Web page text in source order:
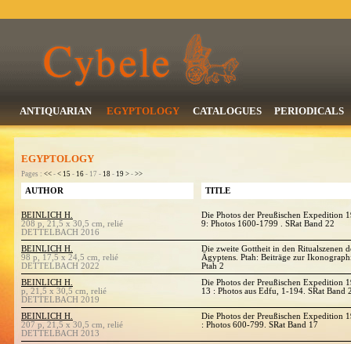
ANTIQUARIAN EGYPTOLOGY CATALOGUES PERIODICALS
EGYPTOLOGY
Pages : << - < 15 - 16 - 17 - 18 - 19 > - >>
AUTHOR TITLE
BEINLICH H.
208 p, 21,5 x 30,5 cm, relié
DETTELBACH 2016
Die Photos der Preußischen Expedition
9: Photos 1600-1799 . SRat Band 22
BEINLICH H.
98 p, 17,5 x 24,5 cm, relié
DETTELBACH 2022
Die zweite Gottheit in den Ritualszenen
Ägyptens. Ptah: Beiträge zur
Ptah 2
BEINLICH H.
p, 21,5 x 30,5 cm, relié
DETTELBACH 2019
Die Photos der Preußischen Expedition
13 : Photos aus Edfu, 1-194. SRat Band
BEINLICH H.
207 p, 21,5 x 30,5 cm, relié
DETTELBACH 2013
Die Photos der Preußischen Expedition
: Photos 600-799. SRat Band 17